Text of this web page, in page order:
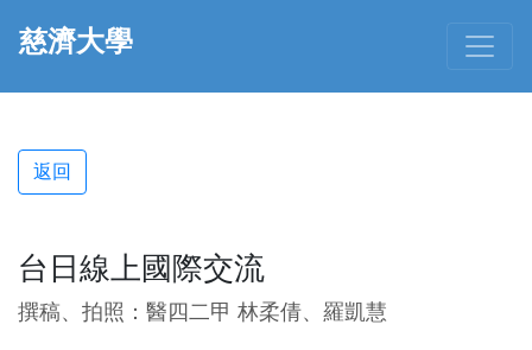
慈濟大學
返回
台日線上國際交流
撰稿、拍照：醫四二甲 林柔倩、羅凱慧